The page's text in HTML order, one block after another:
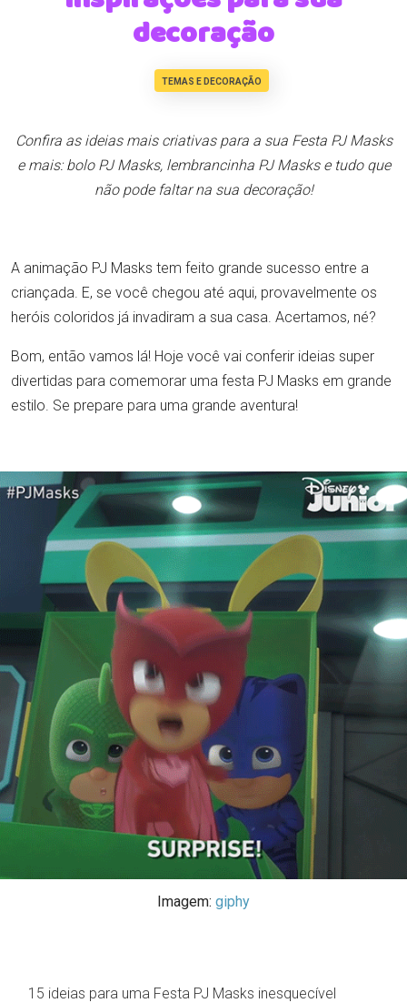
decoração
TEMAS E DECORAÇÃO
Confira as ideias mais criativas para a sua Festa PJ Masks
e mais: bolo PJ Masks, lembrancinha PJ Masks e tudo que
não pode faltar na sua decoração!
A animação PJ Masks tem feito grande sucesso entre a
criançada. E, se você chegou até aqui, provavelmente os
heróis coloridos já invadiram a sua casa. Acertamos, né?
Bom, então vamos lá! Hoje você vai conferir ideias super
divertidas para comemorar uma festa PJ Masks em grande
estilo. Se prepare para uma grande aventura!
Imagem: giphy
15 ideias para uma Festa PJ Masks inesquecível